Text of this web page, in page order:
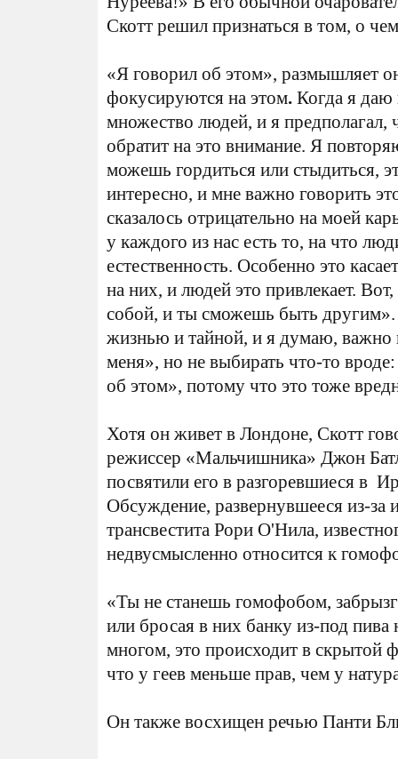
Скотт решил признаться в том, о
«Я говорил об этом», размышляет
фокусируются на этом. Когда я даю
множество людей, и я предполагал,
обратит на это внимание. Я
можешь гордиться или стыдиться,
интересно, и мне важно говорить
сказалось отрицательно на моей
у каждого из нас есть то, на что
естественность. Особенно это
на них, и людей это привлекает.
собой, и ты сможешь быть другим».
жизнью и тайной, и я думаю, важно
меня», но не выбирать что-то
об этом», потому что это тоже
Хотя он живет в Лондоне, Скотт
режиссер «Мальчишника» Джон
посвятили его в разгоревшиеся в
Обсуждение, развернувшееся из-за
трансвестита Рори О'Нила,
недвусмысленно относится к
«Ты не станешь гомофобом,
или бросая в них банку из-под
многом, это происходит в скрытой
что у геев меньше прав, чем у
Он также восхищен речью Панти